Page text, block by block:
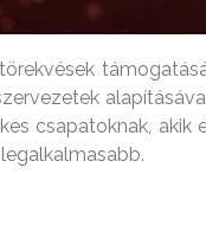
csapatoknak,